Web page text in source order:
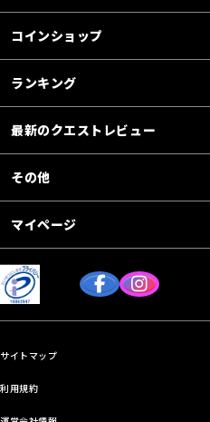
コインショップ
ランキング
最新のクエストレビュー
その他
マイページ
サイトマップ
利用規約